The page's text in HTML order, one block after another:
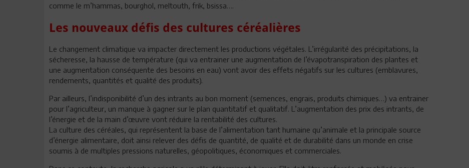
comme le m’hammas, bourghol, meltouth, frik, bsissa….
Les nouveaux défis des cultures céréalières
Le changement climatique va impacter directement les productions végétales. L’irrégularité des précipitations, la
sécheresse, la hausse de température (qui va entrainer une augmentation de l’évapotranspiration des plantes et
une augmentation conséquente des besoins en eau) vont avoir des effets négatifs sur les cultures (emblavures,
rendements, quantités et qualité des produits).
Par ailleurs, l’indisponibilité d’un des intrants au bon moment (semences, engrais, produits chimiques…) va entrainer
pour l’agriculteur, un manque à gagner sur le plan quantitatif et qualitatif. L’augmentation des prix des intrants, de
l’énergie et de la main d’œuvre vont réduire la rentabilité des cultures.
La culture des céréales, qui représentent la base de l’alimentation tant humaine qu’animale et la principale source
d’énergie alimentaire, doit ainsi relever des défis de quantité, de qualité et de durabilité dans un monde en crise
soumis à de multiples pressions naturelles, géopolitiques, économiques et commerciales.